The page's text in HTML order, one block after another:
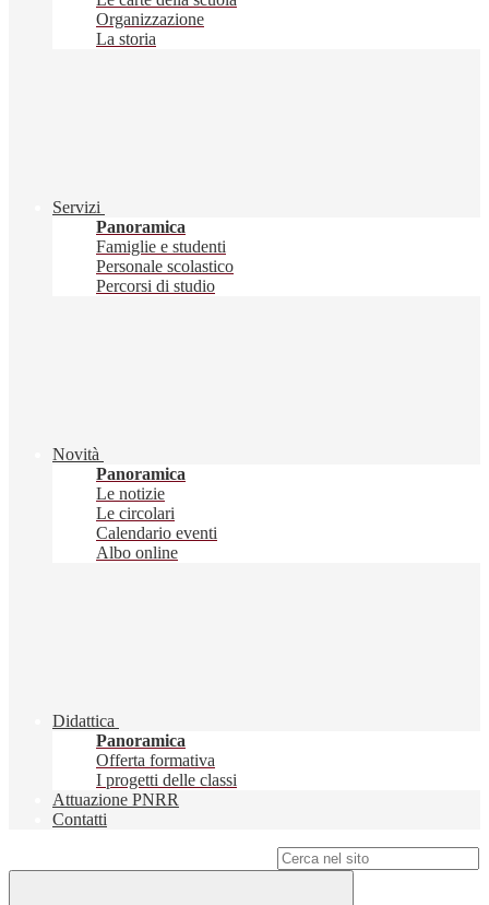
Organizzazione
La storia
Servizi
Panoramica
Famiglie e studenti
Personale scolastico
Percorsi di studio
Novità
Panoramica
Le notizie
Le circolari
Calendario eventi
Albo online
Didattica
Panoramica
Offerta formativa
I progetti delle classi
Attuazione PNRR
Contatti